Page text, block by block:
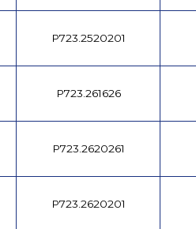
P723.2520201
P723.261626
P723.2620261
P723.2620201